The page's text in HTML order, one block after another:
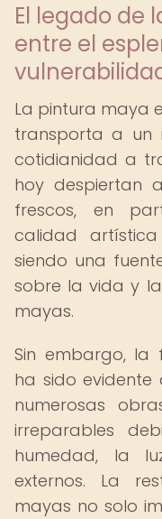
El legado de
entre el
La pintura maya
transporta a un
cotidianidad a
hoy despiertan
frescos, en
calidad
siendo una
sobre la vida y
mayas.
Sin embargo, la
ha sido
numerosas
irreparables
humedad, la
externos. La
mayas no solo